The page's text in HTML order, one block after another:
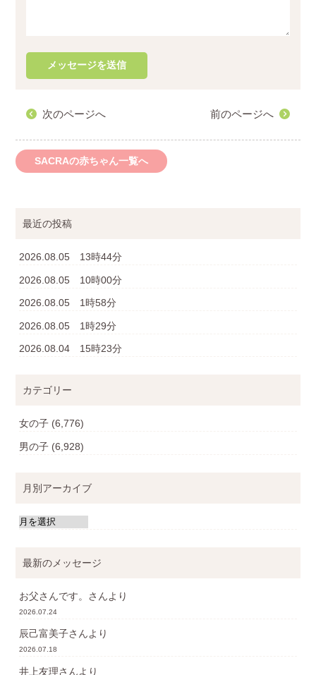
次のページへ 前のページへ
SACRAの赤ちゃん一覧へ
最近の投稿
2026.08.05 13時44分
2026.08.05 10時00分
2026.08.05 1時58分
2026.08.05 1時29分
2026.08.04 15時23分
カテゴリー
女の子 (6,776)
男の子 (6,928)
月別アーカイブ
最新のメッセージ
お父さんです。 さんより
2026.07.24
辰己富美子さんより
2026.07.18
井上友理さんより